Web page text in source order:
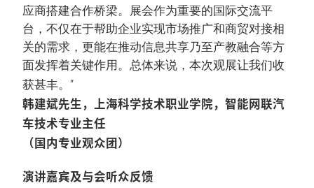
应商搭建合作桥梁。展会作为重要的国际交流平
台，不仅在于帮助企业实现市场推广和商贸对接相
关的需求，更能在推动信息共享乃至产教融合等方
面发挥着关键作用。总体来说，本次观展让我们收
获甚丰。”
韩建斌先生，上海科学技术职业学院，智能网联汽
车技术专业主任
（国内专业观众团）
演讲嘉宾及与会听众反馈